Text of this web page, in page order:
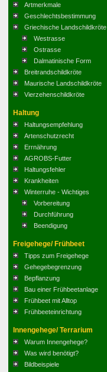
Artmerkmale
Geschlechtsbestimmung
Griechische Landschildkröte
Westrasse
Ostrasse
Dalmatinische Form
Breitrandschildkröte
Maurische Landschildkröte
Vierzehenschildkröte
Haltung
Haltungsempfehlung
Artenschutzrecht
Errnährung
AGROBS-Futter
Haltungsfehler
Krankheiten
Winterruhe - Wichtiges
Vorbereitung
Durchführung
Beendigung
Freigehege/ Frühbeet
Tipps zum Freigehege
Gehegebegrenzung
Bepflanzung
Bau einer Frühbeetanlage
Frühbeet mit Alltop
Frühbeeteinrichtung
Innengehege/ Terrarium
Warum Innengehege?
Was wird benötigt?
Bildbeispiele